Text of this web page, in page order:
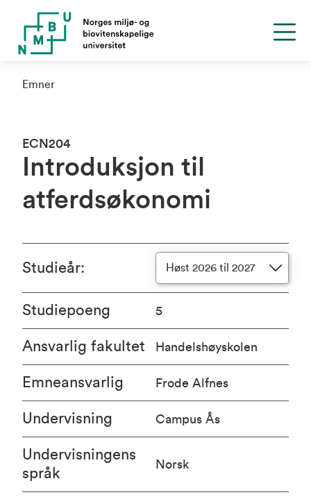
Emner
ECN204
Introduksjon til
atferdsøkonomi
Studieår: Høst 2026 til 2027
Studiepoeng 5
Ansvarlig fakultet Handelshøyskolen
Emneansvarlig Frode Alfnes
Undervisning Campus Ås
Undervisningens
språk
Norsk